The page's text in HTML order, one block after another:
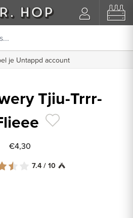
je Untappd account
Tjiu-Trrr-
€4,30
7.4 / 10